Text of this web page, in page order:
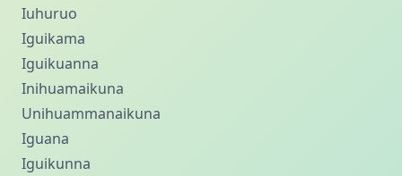
Iuhuruo
Iguikama
Iguikuanna
Inihuamaikuna
Unihuammanaikuna
Iguana
Iguikunna